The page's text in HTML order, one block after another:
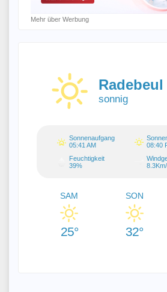
Mehr über Werbung
Radebeul
sonnig
Sonnenaufgang
05:41 AM
08:40
Feuchtigkeit
39%
SAM
25°
SON
32°